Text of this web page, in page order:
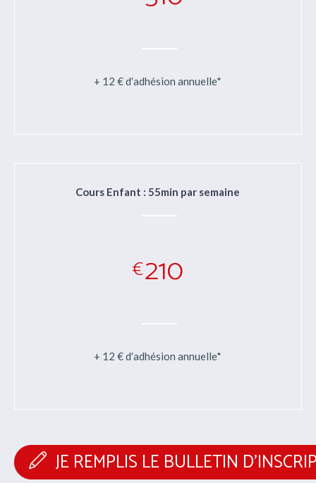
+ 12 € d′adhésion annuelle*
Cours Enfant : 55min par semaine
€210
+ 12 € d′adhésion annuelle*
JE REMPLIS LE BULLETIN